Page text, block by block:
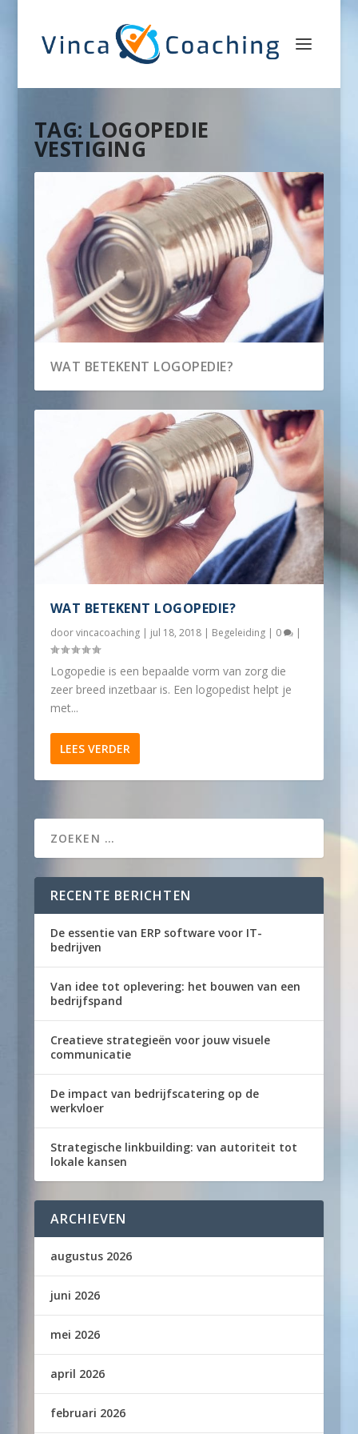
TAG: LOGOPEDIE
VESTIGING
WAT BETEKENT LOGOPEDIE?
WAT BETEKENT LOGOPEDIE?
doorvincacoaching| jul 18, 2018| Begeleiding| 0 |
Logopedie is een bepaalde vorm van zorg die
zeer breed inzetbaar is. Een logopedist helpt je
met...
LEES VERDER
RECENTE BERICHTEN
De essentie van ERP software voor IT-
bedrijven
Van idee tot oplevering: het bouwen van een
bedrijfspand
Creatieve strategieën voor jouw visuele
communicatie
De impact van bedrijfscatering op de
werkvloer
Strategische linkbuilding: van autoriteit tot
lokale kansen
ARCHIEVEN
augustus 2026
juni 2026
mei 2026
april 2026
februari 2026